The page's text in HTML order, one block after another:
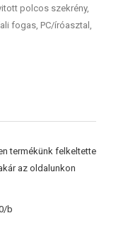
polcos szekrény,
fogas, PC/íróasztal,
termékünk felkeltette
az oldalunkon
b